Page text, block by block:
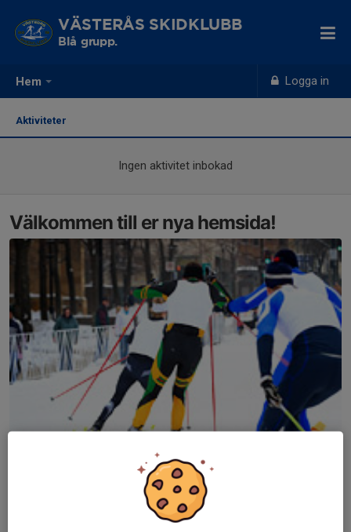
Hem Logga in
VÄSTERÅS SKIDKLUBB
Blå grupp.
Aktiviteter
Ingen aktivitet inbokad
Välkommen till er nya hemsida!
Här hamnar automatiskt de senaste nyheterna på hemsidan. För
att kunna börja administrera hemsidan loggar du in högst upp till